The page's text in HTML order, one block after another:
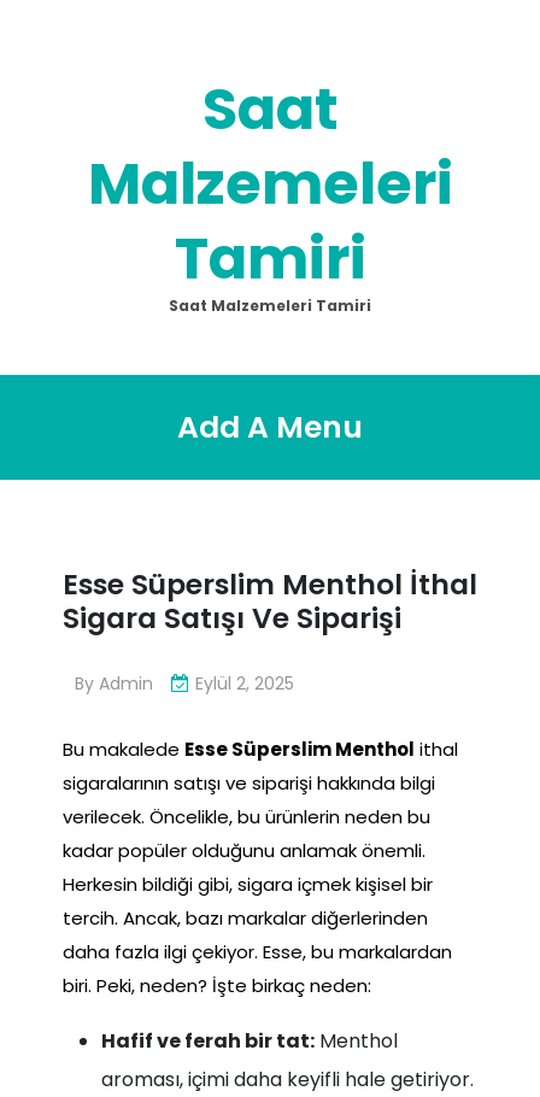
Saat
Malzemeleri
Tamiri
Saat Malzemeleri Tamiri
Add A Menu
Esse Süperslim Menthol İthal
Sigara Satışı Ve Siparişi
By Admin Eylül 2, 2025
Bu makalede Esse Süperslim Menthol ithal
sigaralarının satışı ve siparişi hakkında bilgi
verilecek. Öncelikle, bu ürünlerin neden bu
kadar popüler olduğunu anlamak önemli.
Herkesin bildiği gibi, sigara içmek kişisel bir
tercih. Ancak, bazı markalar diğerlerinden
daha fazla ilgi çekiyor. Esse, bu markalardan
biri. Peki, neden? İşte birkaç neden:
Hafif ve ferah bir tat: Menthol
aroması, içimi daha keyifli hale getiriyor.